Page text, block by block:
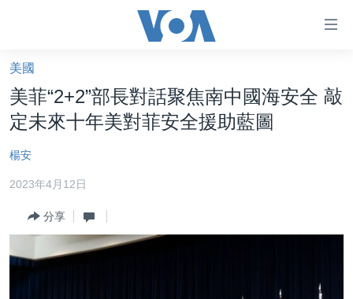
礙
鏈
接
跳
轉
內
到
美國大選2024
海外港人
新聞自由
美國
美菲“2+2”部長對話聚焦南中國海安全 敲
定未來十年美對菲安全援助藍圖
楊安
2023年4月12日
分享